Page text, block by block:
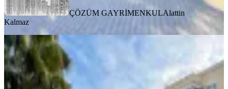
ÇÖZÜM GAYRİMENKULAlattin
Kalmaz
MANZARALI
Mavişehir Royal Blue Sitesi'nde
Satılık Eşyalı 3+1 Köşe Dubleks
Didim, Mavişehir Mahallesi